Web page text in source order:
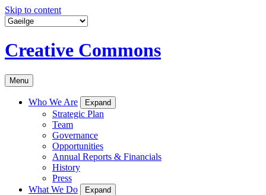
Skip to content
Creative Commons
Menu
Who We Are Expand
Strategic Plan
Team
Governance
Opportunities
Annual Reports & Financials
History
Press
What We Do
Expand